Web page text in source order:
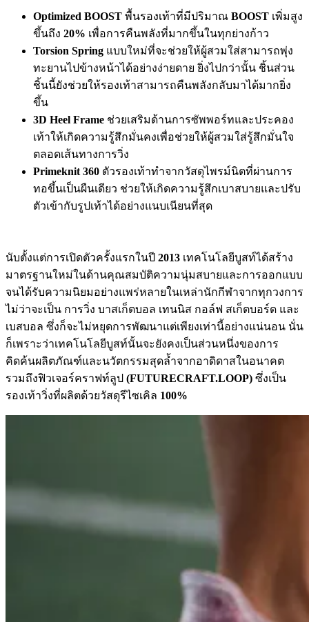
Optimized BOOST พื้นรองเท้าที่มีปริมาณ BOOST เพิ่มสูง
ขึ้นถึง 20% เพื่อการคืนพลังที่มากขึ้นในทุกย่างก้าว
Torsion Spring แบบใหม่ที่จะช่วยให้ผู้สวมใส่สามารถพุ่ง
ทะยานไปข้างหน้าได้อย่างง่ายดาย ยิ่งไปกว่านั้น ชิ้นส่วน
ชิ้นนี้ยังช่วยให้รองเท้าสามารถคืนพลังกลับมาได้มากยิ่ง
ขึ้น
3D Heel Frame ช่วยเสริมด้านการซัพพอร์ทและประคอง
เท้าให้เกิดความรู้สึกมั่นคงเพื่อช่วยให้ผู้สวมใส่รู้สึกมั่นใจ
ตลอดเส้นทางการวิ่ง
Primeknit 360 ตัวรองเท้าทำจากวัสดุไพรม์นิตที่ผ่านการ
ทอขึ้นเป็นผืนเดียว ช่วยให้เกิดความรู้สึกเบาสบายและปรับ
ตัวเข้ากับรูปเท้าได้อย่างแนบเนียนที่สุด
นับตั้งแต่การเปิดตัวครั้งแรกในปี 2013 เทคโนโลยีบูสท์ได้สร้าง
มาตรฐานใหม่ในด้านคุณสมบัติความนุ่มสบายและการออกแบบ
จนได้รับความนิยมอย่างแพร่หลายในเหล่านักกีฬาจากทุกวงการ
ไม่ว่าจะเป็น การวิ่ง บาสเก็ตบอล เทนนิส กอล์ฟ สเก็ตบอร์ด และ
เบสบอล ซึ่งก็จะไม่หยุดการพัฒนาแต่เพียงเท่านี้อย่างแน่นอน นั่น
ก็เพราะว่าเทคโนโลยีบูสท์นั้นจะยังคงเป็นส่วนหนึ่งของการ
คิดค้นผลิตภัณฑ์และนวัตกรรมสุดล้ำจากอาดิดาสในอนาคต
รวมถึงฟิวเจอร์คราฟท์ลูป (FUTURECRAFT.LOOP) ซึ่งเป็น
รองเท้าวิ่งที่ผลิตด้วยวัสดุรีไซเคิล 100%